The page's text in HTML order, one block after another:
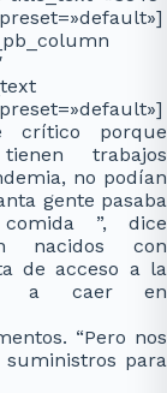
crítico porque
trabajos
no podían
gente pasaba
”, dice
nacidos con
de acceso a la
a caer en
“Pero nos
para